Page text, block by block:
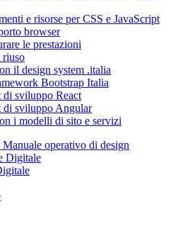
e risorse per CSS e JavaScript
browser
le prestazioni
riuso
il design system .italia
Bootstrap Italia
sviluppo React
sviluppo Angular
i modelli di sito e servizi
operativo di design